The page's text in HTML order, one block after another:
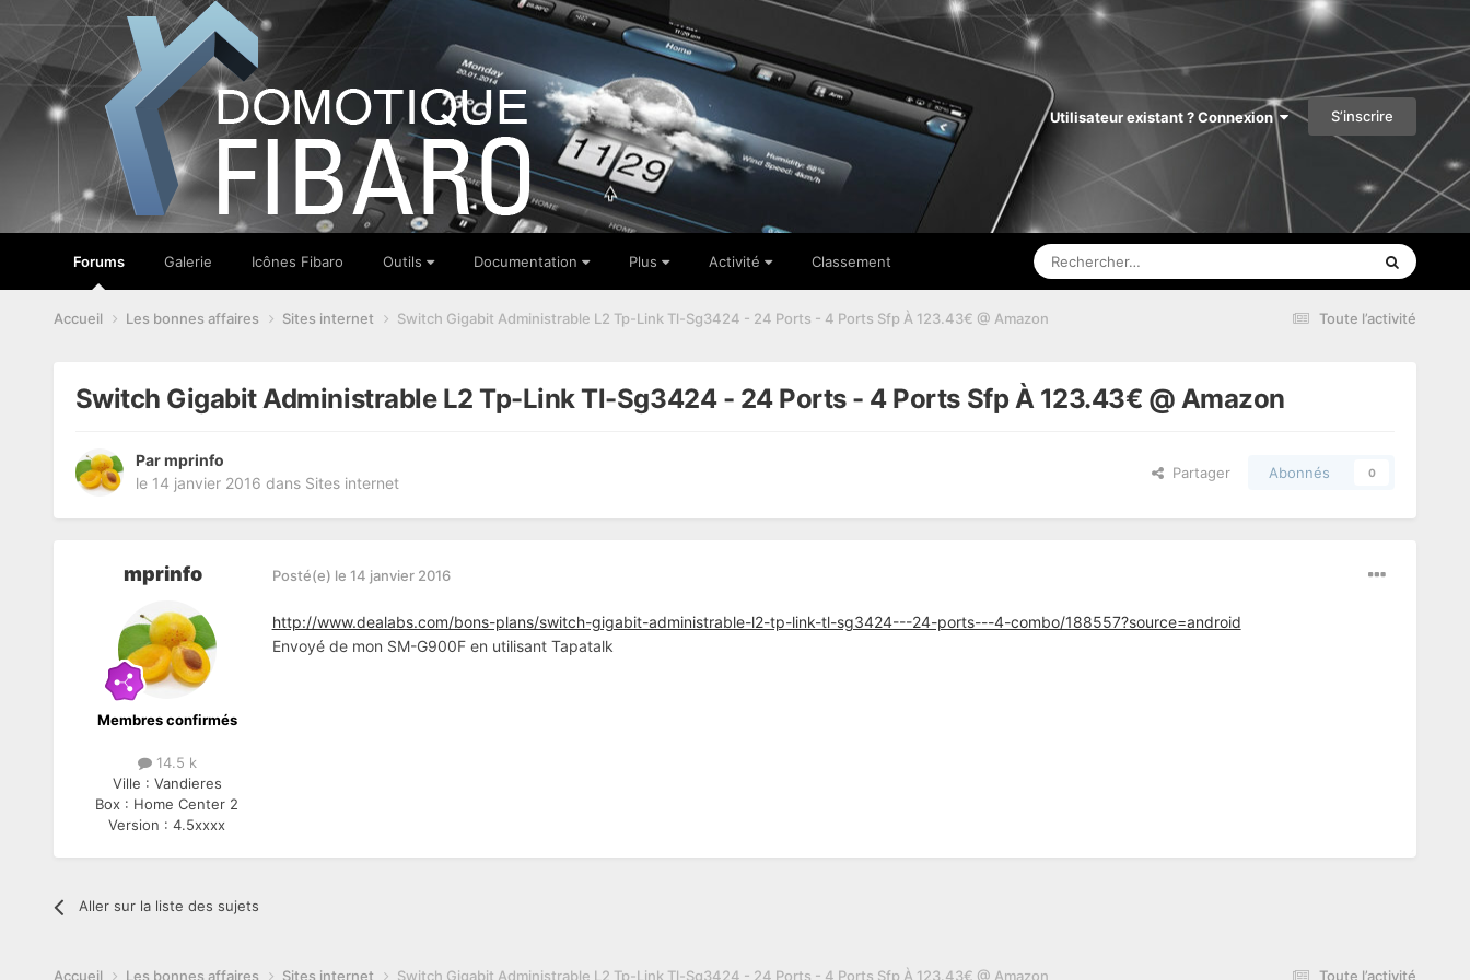
Utilisateur existant ? Connexion S’inscrire
Forums Galerie Icônes Fibaro Outils Documentation Plus Activité Classement
Toute l’activité
Accueil Les bonnes affaires Sites internet Switch Gigabit Administrable L2 Tp-Link Tl-Sg3424 - 24 Ports - 4 Ports Sfp À 123.43€ @ Amazon
Switch Gigabit Administrable L2 Tp-Link Tl-Sg3424 - 24 Ports - 4 Ports Sfp À 123.43€ @ Amazon
Parmprinfo
le 14 janvier 2016 dans Sites internet
Partager Abonnés 0
mprinfo
Membres confirmés
14.5 k
Ville : Vandieres
Box : Home Center 2
Version :4.5xxxx
Posté(e) le 14 janvier 2016
http://www.dealabs.com/bons-plans/switch-gigabit-administrable-l2-tp-link-tl-sg3424---24-ports---4-combo/188557?source=android
Envoyé de mon SM-G900F en utilisant Tapatalk
Aller sur la liste des sujets
Toute l’activité
Accueil Les bonnes affaires Sites internet Switch Gigabit Administrable L2 Tp-Link Tl-Sg3424 - 24 Ports - 4 Ports Sfp À 123.43€ @ Amazon